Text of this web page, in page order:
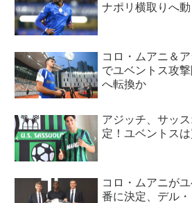
ナポリ横取りへ動
コロ・ムアニ＆
でユベントス攻
へ転換か
アジッチ、サッ
定！ユベントス
コロ・ムアニが
番に決定、デル